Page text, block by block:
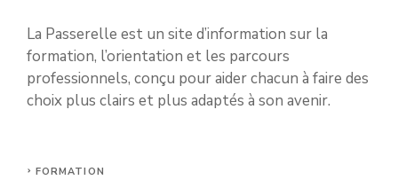
La Passerelle est un site d’information sur la
formation, l’orientation et les parcours
professionnels, conçu pour aider chacun à faire des
choix plus clairs et plus adaptés à son avenir.
FORMATION